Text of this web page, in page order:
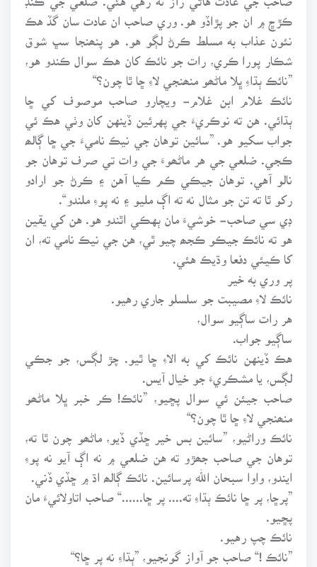
ڪڙڇ ۾ ان جو پڙاڏو هو. وري صاحب ان عادت سان گڏ هڪ
نئون عذاب به مسلط ڪرڻ لڳو هو. هو پنھنجا سڀ شوق
شڪار پورا ڪري، رات جو نائڪ کان هڪ سوال ڪندو هو،
”نائڪ ٻڌاءِ ڀلا ماڻھو منھنجي لاءِ ڇا ٿا چون؟“
نائڪ غلام ابن غلام- ويچارو صاحب موصوف کي ڇا
ٻڌائي. هن ته نوڪريءَ جي پهرئين ڏينهن کان وٺي هڪ ئي
جواب سکيو هو. ”سائين توهان جي نيڪ ناميءَ جي ڇا ڳالھ
ڪجي. ضلعي جي هر ماڻھوءَ جي وات تي صرف توهان جو
نالو آهي. توهان جيڪي ڪم ڪيا آهن ۽ ڪرڻ جو ارادو
رکو ٿا ته تن جو مثال نه ته اڳ مليو ۽ نه پوءِ ملندو“.
ڊي سي صاحب- خوشيءَ مان ٻهڪي اٿندو هو. هن کي يقين
هو ته نائڪ جيڪو ڪجھ چيو ٿي، هن جي نيڪ نامي ته، ان
کا ڪيئي دفعا وڌيڪ هئي.
نائڪ لاءِ مصيبت جو سلسلو جاري رهيو.
هر رات ساڳيو سوال،
ساڳيو جواب.
هڪ ڏينهن نائڪ کي به الاءِ ڇا ٿيو. چڙ لڳس، جو جڪي
لڳس، يا مشڪريءَ جو خيال آيس.
صاحب جيئن ئي سوال پڇيو، ”نائڪ! ڪر خبر ڀلا ماڻھو
منھنجي لاءِ ڇا ٿا چون؟“
نائڪ وراڻيو، ”سائين بس خير ڇڏي ڏيو، ماڻھو چون ٿا ته،
توهان جي صاحب جھڙو ته هن ضلعي ۾ نه اڳ آيو نه پوءِ
ايندو، واوا سبحان الله پرسائين. نائڪ ڳالھ اڌ ۾ ڇڏي ڏني.
”پرڇا، پر ڇا نائڪ ٻڌاءِ ته.... پر ڇا......“ صاحب اتاولائيءَ مان
نائڪ چپ رهيو.
”نائڪ !“ صاحب جو آواز گونجيو، ”ٻڌاءِ نه پر ڇا؟“